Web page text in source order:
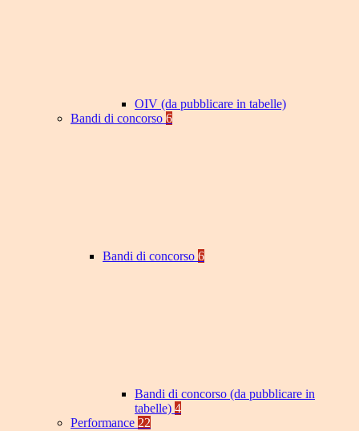
OIV (da pubblicare in tabelle)
Bandi di concorso 6
Bandi di concorso 6
Bandi di concorso (da pubblicare in
tabelle) 4
Performance 22